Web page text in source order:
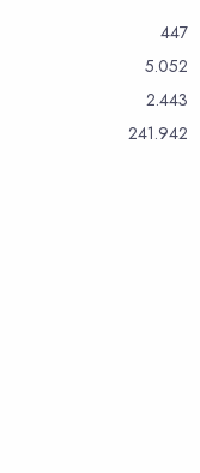
447
5.052
2.443
241.942